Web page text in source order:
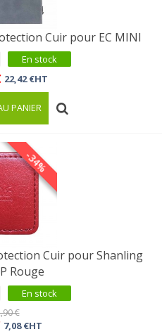
Cuir pour EC MINI
En stock
22,42 €HT
PANIER
-34%
Cuir pour Shanling
Rouge
En stock
7,08 €HT
€